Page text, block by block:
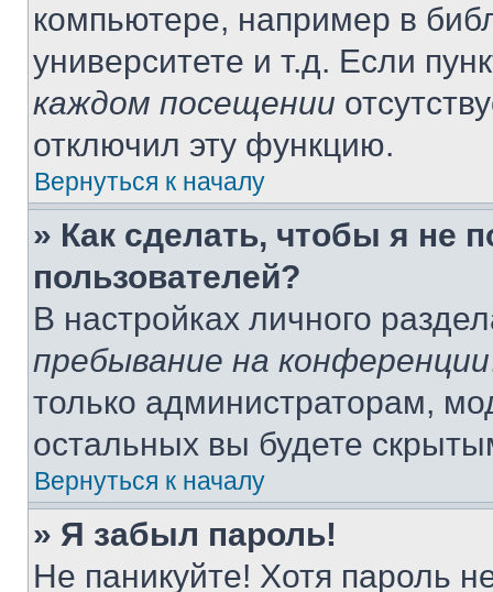
компьютере, например в
университете и т.д. Если
каждом посещении
отключил эту функцию.
Вернуться к началу
» Как сделать, чтобы я не
пользователей?
В настройках личного
пребывание на конференции
только администраторам,
остальных вы будете
Вернуться к началу
» Я забыл пароль!
Не паникуйте! Хотя пароль